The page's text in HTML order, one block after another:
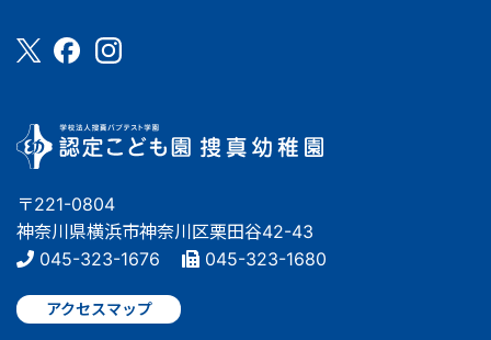
〒221-0804
神奈川県横浜市神奈川区栗田谷42-43
045-323-1676
045-323-1680
アクセスマップ